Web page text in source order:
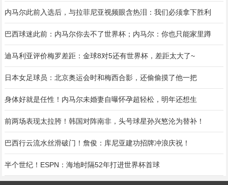
内马尔此前入选后，与拉菲尼亚视频眼含热泪：我们必须拿下胜利
巴西球迷此前：内马尔你去不了世界杯；内马尔：你也只能家里蹲
迪马利亚评价梅罗差距：金球8对5还有世界杯，差距太大了~
日本女足球员：北京奥运会时和梅西合影，还偷偷摸了他一把
身体好就是任性！内马尔未婚妻自曝怀孕超轻松，明年还想生
前两场表现太拉胯！韩国对阵南非，头号球星孙兴慜沦为替补！
巴西行云流水丝滑破门！詹俊：库尼亚建功招牌冲浪庆祝！
半个世纪！ESPN：海地时隔52年打进世界杯首球